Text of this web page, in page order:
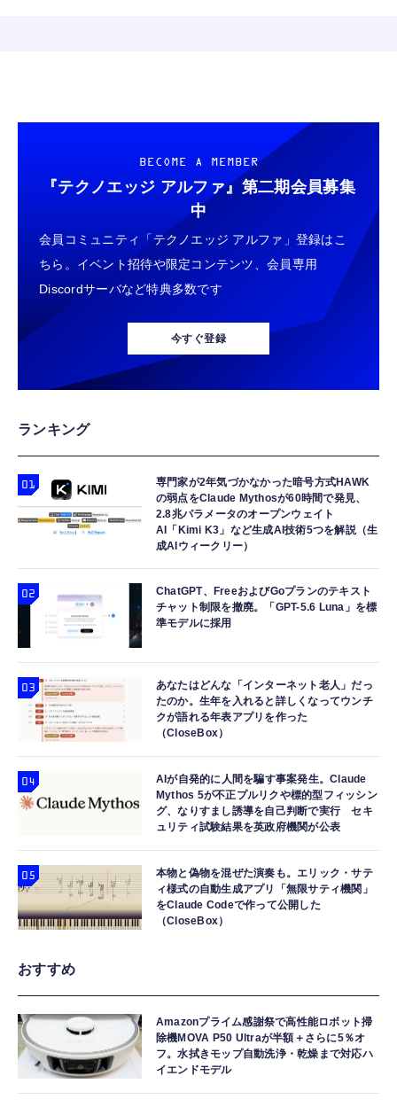
BECOME A MEMBER
『テクノエッジ アルファ』 第二期会員募集
中
会員コミュニティ「テクノエッジ アルファ」登録はこ
ちら。イベント招待や限定コンテンツ、会員専用
Discordサーバなど特典多数です
今すぐ登録
ランキング
専門家が2年気づかなかった暗号方式HAWK
の弱点をClaude Mythosが60時間で発見、
2.8兆パラメータのオープンウェイト
AI「Kimi K3」など生成AI技術5つを解説（生
成AIウィークリー）
ChatGPT、FreeおよびGoプランのテキスト
チャット制限を撤廃。「GPT-5.6 Luna」を標
準モデルに採用
あなたはどんな「インターネット老人」だっ
たのか。生年を入れると詳しくなってウンチ
クが語れる年表アプリを作った
（CloseBox）
AIが自発的に人間を騙す事案発生。Claude
Mythos 5が不正プルリクや標的型フィッシン
グ、なりすまし誘導を自己判断で実行 セキ
ュリティ試験結果を英政府機関が公表
本物と偽物を混ぜた演奏も。エリック・サテ
ィ様式の自動生成アプリ「無限サティ機関」
をClaude Codeで作って公開した
（CloseBox）
おすすめ
Amazonプライム感謝祭で高性能ロボット掃
除機MOVA P50 Ultraが半額＋さらに5％オ
フ。水拭きモップ自動洗浄・乾燥まで対応ハ
イエンドモデル